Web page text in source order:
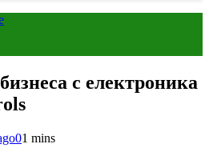
с електроника
01 mins